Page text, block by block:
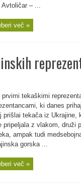
Avtoličar – ...
več »
prvimi tekaškimi
ki danes
prišlai tekača iz Ukrajine,
pripeljala z vlakom, druži
ampak tudi
gorska ...
več »